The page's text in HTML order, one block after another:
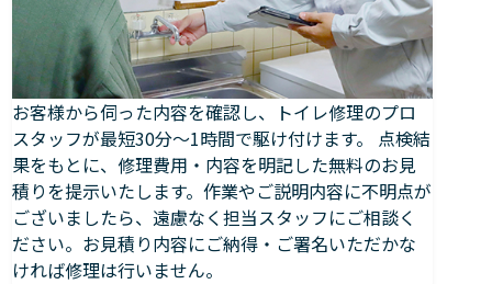
お客様から伺った内容を確認し、トイレ修理のプロ
スタッフが最短30分～1時間で駆け付けます。 点検結
果をもとに、修理費用・内容を明記した無料のお見
積りを提示いたします。作業やご説明内容に不明点が
ございましたら、遠慮なく担当スタッフにご相談く
ださい。お見積り内容にご納得・ご署名いただかな
ければ修理は行いません。